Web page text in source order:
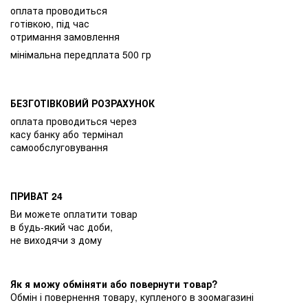
оплата проводиться
готівкою, під час
отримання замовлення
мінімальна передплата 500 гр
БЕЗГОТІВКОВИЙ РОЗРАХУНОК
оплата проводиться через
касу банку або термінал
самообслуговування
ПРИВАТ 24
Ви можете оплатити товар
в будь-який час доби,
не виходячи з дому
Як я можу обміняти або повернути товар?
Обмін і повернення товару, купленого в зоомагазині